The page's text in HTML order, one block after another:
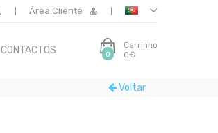
Área Cliente
CONTACTOS 0
Carrinho
0€
Voltar